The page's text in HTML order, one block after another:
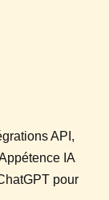
API,
IA
pour